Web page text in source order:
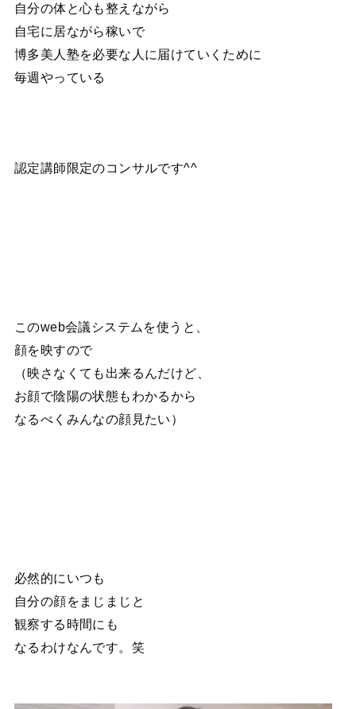
自分の体と心も整えながら
自宅に居ながら稼いで
博多美人塾を必要な人に届けていくために
毎週やっている
認定講師限定のコンサルです^^
このweb会議システムを使うと、
顔を映すので
（映さなくても出来るんだけど、
お顔で陰陽の状態もわかるから
なるべくみんなの顔見たい）
必然的にいつも
自分の顔をまじまじと
観察する時間にも
なるわけなんです。笑